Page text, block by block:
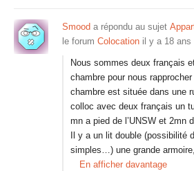
Smood a répondu au sujet
le forum Colocation il y a 18 ans
Nous sommes deux français
chambre pour nous
chambre est située dans une
colloc avec deux français un
mn a pied de l’UNSW et 2mn
Il y a un lit double (possibilité
simples…) une grande
En afficher davantage